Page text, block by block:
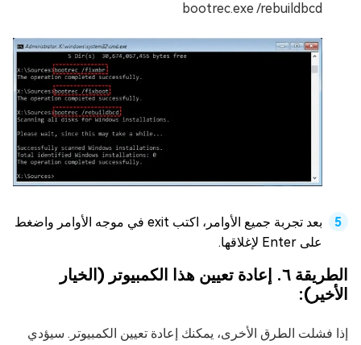
bootrec.exe /rebuildbcd
بعد تجربة جميع الأوامر، اكتب exit في موجه الأوامر واضغط
على Enter لإغلاقها.
الطريقة ٦. إعادة تعيين هذا الكمبيوتر (الخيار
الأخير):
إذا فشلت الطرق الأخرى، يمكنك إعادة تعيين الكمبيوتر. سيؤدي